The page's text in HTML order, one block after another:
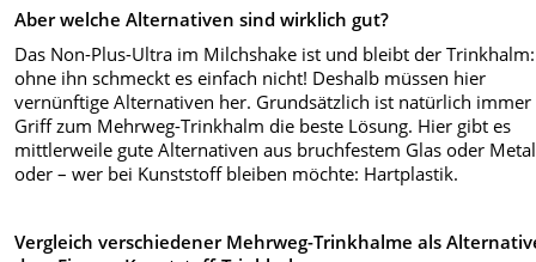
Aber welche Alternativen sind wirklich gut?
Das Non-Plus-Ultra im Milchshake ist und bleibt der Trinkhalm:
ohne ihn schmeckt es einfach nicht! Deshalb müssen hier
vernünftige Alternativen her. Grundsätzlich ist natürlich immer
Griff zum Mehrweg-Trinkhalm die beste Lösung. Hier gibt es
mittlerweile gute Alternativen aus bruchfestem Glas oder
oder – wer bei Kunststoff bleiben möchte: Hartplastik.
Vergleich verschiedener Mehrweg-Trinkhalme als